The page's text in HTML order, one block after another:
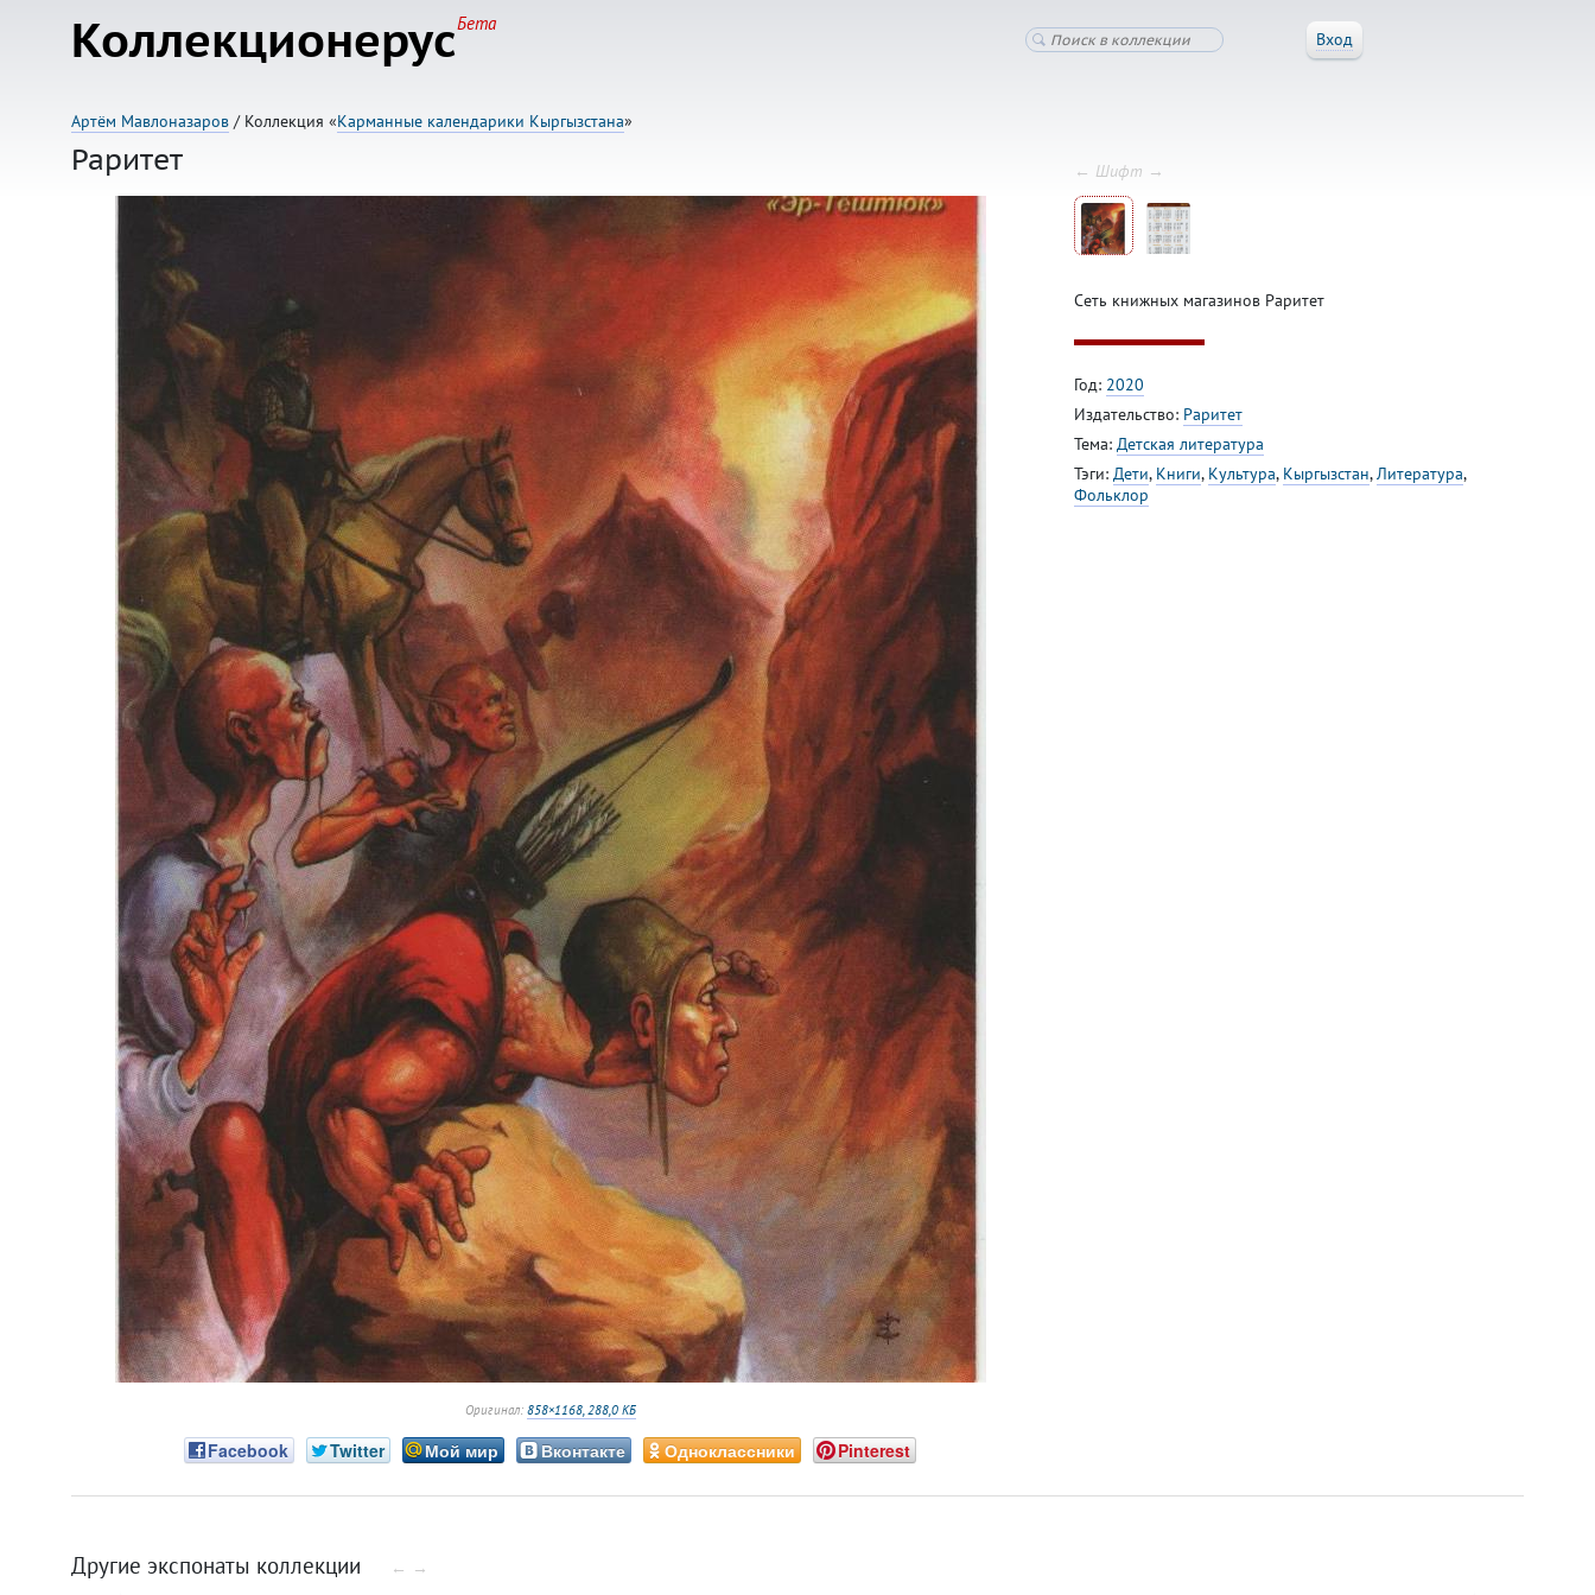
КоллекционерусБета
Вход
Артём Мавлоназаров / Коллекция «Карманные календарики Кыргызстана»
Раритет
Оригинал: 858×1168, 288,0 КБ
Facebook Twitter Мой мир Вконтакте Одноклассники Pinterest
← Шифт →
Сеть книжных магазинов Раритет
Год: 2020
Издательство: Раритет
Тема: Детская литература
Тэги: Дети, Книги, Культура, Кыргызстан,Литература,
Фольклор
Другие экспонаты коллекции ← →